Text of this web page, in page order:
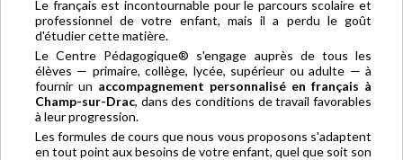
Le français est incontournable pour le parcours scolaire et
professionnel de votre enfant, mais il a perdu le goût
d'étudier cette matière.
Le Centre Pédagogique® s'engage auprès de tous les
élèves — primaire, collège, lycée, supérieur ou adulte — à
fournir un accompagnement personnalisé en français à
Champ-sur-Drac, dans des conditions de travail favorables
à leur progression.
Les formules de cours que nous vous proposons s'adaptent
en tout point aux besoins de votre enfant, quel que soit son